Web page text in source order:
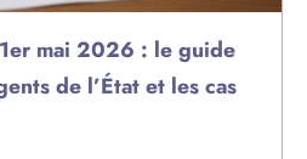
mai 2026 : le guide
de l’État et les cas